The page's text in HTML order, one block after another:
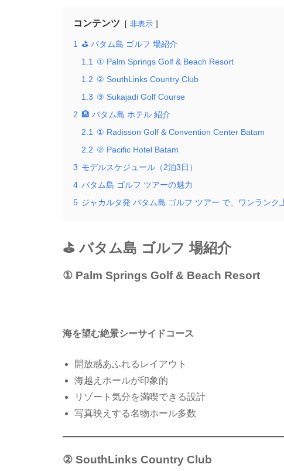
コンテンツ 非表示
1 ⛳ バタム島 ゴルフ 場紹介
1.1
① Palm Springs Golf & Beach Resort
1.2 ② SouthLinks Country Club
1.3 ③ Sukajadi Golf Course
2 🏨 バタム島 ホテル 紹介
2.1
① Radisson Golf & Convention Center Batam
2.2 ② Pacific Hotel Batam
3 モデルスケジュール（2泊3日）
4 バタム島 ゴルフ ツアーの魅力
5 ジャカルタ発 バタム島 ゴルフ ツアー で、ワンランク
⛳ バタム島 ゴルフ 場紹介
① Palm Springs Golf & Beach Resort
海を望む絶景シーサイドコース
開放感あふれるレイアウト
海越えホールが印象的
リゾート気分を満喫できる設計
写真映えする名物ホール多数
② SouthLinks Country Club